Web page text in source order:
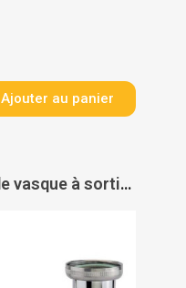
Ajouter au panier
Siphon laiton chromé de vasque à sortie murale - VALENTIN